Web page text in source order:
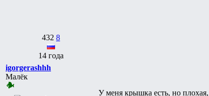
432 8
14 года
igorgerashhh
Малёк
У меня крышка есть, но